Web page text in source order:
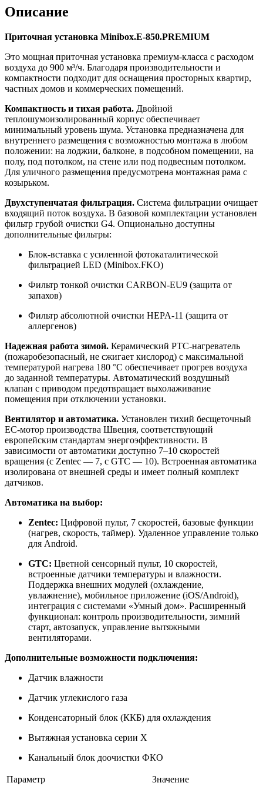
Описание
Приточная установка Minibox.E-850.PREMIUM
Это мощная приточная установка премиум-класса с расходом
воздуха до 900 м³/ч. Благодаря производительности и
компактности подходит для оснащения просторных квартир,
частных домов и коммерческих помещений.
Компактность и тихая работа. Двойной
теплошумоизолированный корпус обеспечивает
минимальный уровень шума. Установка предназначена для
внутреннего размещения с возможностью монтажа в любом
положении: на лоджии, балконе, в подсобном помещении, на
полу, под потолком, на стене или под подвесным потолком.
Для уличного размещения предусмотрена монтажная рама с
козырьком.
Двухступенчатая фильтрация. Система фильтрации очищает
входящий поток воздуха. В базовой комплектации установлен
фильтр грубой очистки G4. Опционально доступны
дополнительные фильтры:
Блок-вставка с усиленной фотокаталитической
фильтрацией LED (Minibox.FKO)
Фильтр тонкой очистки CARBON-EU9 (защита от
запахов)
Фильтр абсолютной очистки HEPA-11 (защита от
аллергенов)
Надежная работа зимой. Керамический PTC-нагреватель
(пожаробезопасный, не сжигает кислород) с максимальной
температурой нагрева 180 °С обеспечивает прогрев воздуха
до заданной температуры. Автоматический воздушный
клапан с приводом предотвращает выхолаживание
помещения при отключении установки.
Вентилятор и автоматика. Установлен тихий бесщеточный
ЕС-мотор производства Швеция, соответствующий
европейским стандартам энергоэффективности. В
зависимости от автоматики доступно 7–10 скоростей
вращения (с Zentec — 7, с GTC — 10). Встроенная автоматика
изолирована от внешней среды и имеет полный комплект
датчиков.
Автоматика на выбор:
Zentec: Цифровой пульт, 7 скоростей, базовые функции
(нагрев, скорость, таймер). Удаленное управление только
для Android.
GTC: Цветной сенсорный пульт, 10 скоростей,
встроенные датчики температуры и влажности.
Поддержка внешних модулей (охлаждение,
увлажнение), мобильное приложение (iOS/Android),
интеграция с системами «Умный дом». Расширенный
функционал: контроль производительности, зимний
старт, автозапуск, управление вытяжными
вентиляторами.
Дополнительные возможности подключения:
Датчик влажности
Датчик углекислого газа
Конденсаторный блок (ККБ) для охлаждения
Вытяжная установка серии Х
Канальный блок доочистки ФКО
Параметр
Значение